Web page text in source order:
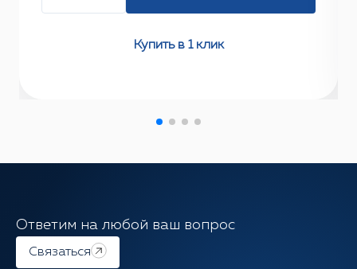
Купить в 1 клик
Ответим на любой ваш вопрос
Связаться